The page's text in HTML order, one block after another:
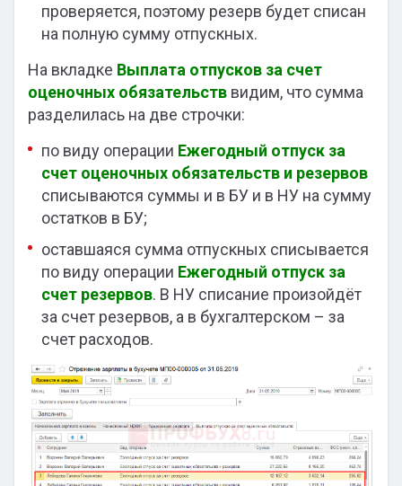
проверяется, поэтому резерв будет списан
на полную сумму отпускных.
На вкладке Выплата отпусков за счет
оценочных обязательств видим, что сумма
разделилась на две строчки:
по виду операции Ежегодный отпуск за
счет оценочных обязательств и резервов
списываются суммы и в БУ и в НУ на сумму
остатков в БУ;
оставшаяся сумма отпускных списывается
по виду операции Ежегодный отпуск за
счет резервов. В НУ списание произойдёт
за счет резервов, а в бухгалтерском – за
счет расходов.